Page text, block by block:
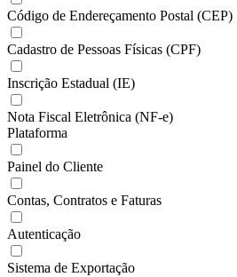
Código de Endereçamento Postal (CEP)
Cadastro de Pessoas Físicas (CPF)
Inscrição Estadual (IE)
Nota Fiscal Eletrônica (NF-e)
Plataforma
Painel do Cliente
Contas, Contratos e Faturas
Autenticação
Sistema de Exportação